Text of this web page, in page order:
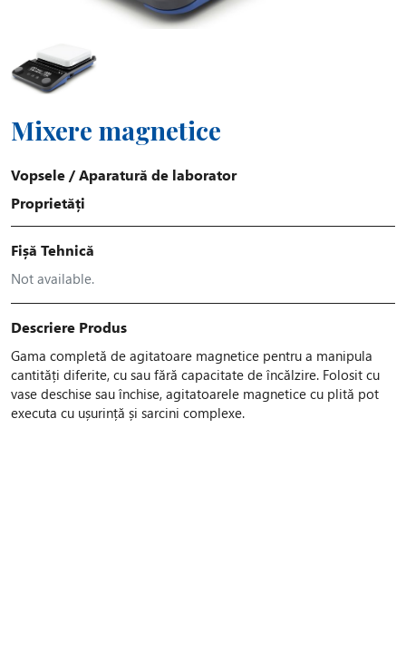
Mixere magnetice
Vopsele/Aparatură de laborator
Proprietăți
Fișă Tehnică
Not available.
Descriere Produs
Gama completă de agitatoare magnetice pentru a manipula
cantități diferite, cu sau fără capacitate de încălzire. Folosit cu
vase deschise sau închise, agitatoarele magnetice cu plită pot
executa cu ușurință și sarcini complexe.